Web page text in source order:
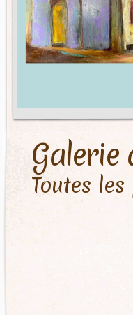
Galerie
Toutes